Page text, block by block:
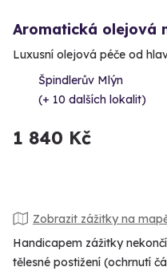
Aromatická olejová
Luxusní olejová péče od
Špindlerův Mlýn
(+ 10 dalších lokalit)
1 840 Kč
Zobrazit zážitky na
Handicapem zážitky
tělesné postižení (ochrnutí